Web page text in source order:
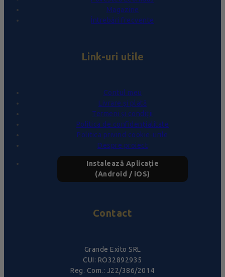
Magazine
Întrebări frecvente
Link-uri utile
Contul meu
Livrare și plată
Termeni și condiții
Politica de confidențialitate
Politica privind cookie-urile
Despre proiect
Instalează Aplicație
(Android / iOS)
Contact
Grande Exito SRL
CUI: RO32892935
Reg. Com.: J22/386/2014